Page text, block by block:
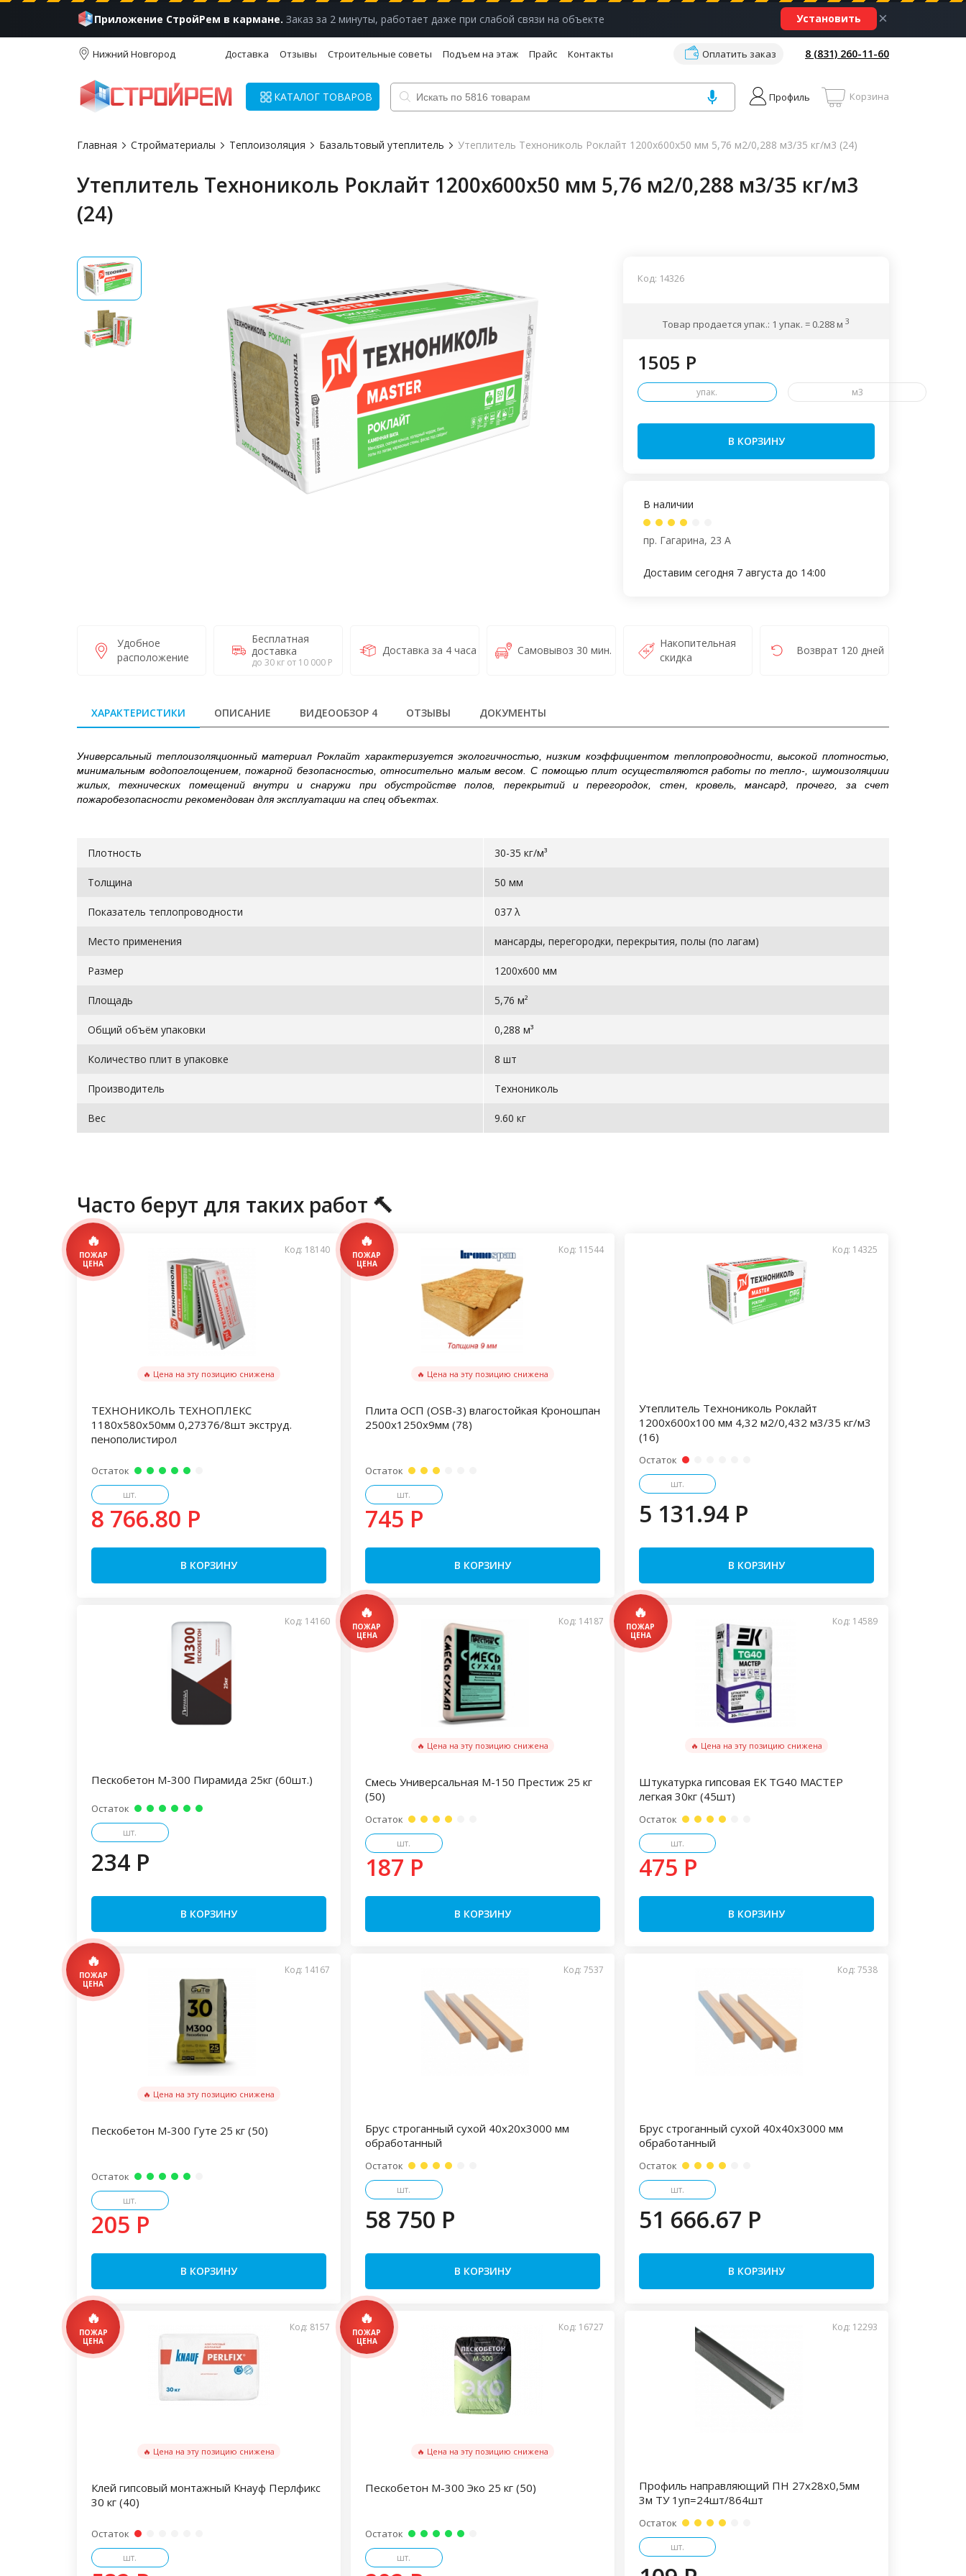
Приложение СтройРем в кармане. Заказ за 2 минуты, работает даже при слабой связи на объекте Установить ×
Нижний Новгород Доставка Отзывы Строительные советы Подъем на этаж Прайс Контакты Оплатить заказ 8 (831) 260-11-60
КАТАЛОГ ТОВАРОВ Профиль Корзина
Главная Стройматериалы Теплоизоляция Базальтовый утеплитель Утеплитель Технониколь Роклайт 1200х600х50 мм 5,76 м2/0,288 м3/35 кг/м3 (24)
Утеплитель Технониколь Роклайт 1200х600х50 мм 5,76 м2/0,288 м3/35 кг/м3
(24)
Код: 14326
Товар продается упак.: 1 упак. = 0.288 м 3
1505 P
упак. м3
В КОРЗИНУ
В наличии
пр. Гагарина, 23 А
Доставим сегодня 7 августа до 14:00
Удобное
расположение
Бесплатная
доставка
до 30 кг от 10 000 Р
Доставка за 4 часа Самовывоз 30 мин.
Накопительная
скидка
Возврат 120 дней
ХАРАКТЕРИСТИКИ ОПИСАНИЕ ВИДЕООБЗОР 4 ОТЗЫВЫ ДОКУМЕНТЫ
Универсальный теплоизоляционный материал Роклайт характеризуется экологичностью, низким коэффициентом теплопроводности, высокой плотностью,
минимальным водопоглощением, пожарной безопасностью, относительно малым весом. С помощью плит осуществляются работы по тепло-, шумоизоляциии
жилых, технических помещений внутри и снаружи при обустройстве полов, перекрытий и перегородок, стен, кровель, мансард, прочего, за счет
пожаробезопасности рекомендован для эксплуатации на спец объектах.
Плотность 30-35 кг/м³
Толщина 50 мм
Показатель теплопроводности 037 λ
Место применения мансарды, перегородки, перекрытия, полы (по лагам)
Размер 1200x600 мм
Площадь 5,76 м²
Общий объём упаковки 0,288 м³
Количество плит в упаковке 8 шт
Производитель Технониколь
Вес 9.60 кг
Часто берут для таких работ 🔨
Код: 18140
🔥 Цена на эту позицию снижена
ТЕХНОНИКОЛЬ ТЕХНОПЛЕКС
1180х580х50мм 0,27376/8шт экструд.
пенополистирол
Остаток
шт.
8 766.80 P
В КОРЗИНУ
Код: 11544
🔥 Цена на эту позицию снижена
Плита ОСП (OSB-3) влагостойкая Кроношпан
2500х1250х9мм (78)
Остаток
шт.
745 P
В КОРЗИНУ
Код: 14325
Утеплитель Технониколь Роклайт
1200х600х100 мм 4,32 м2/0,432 м3/35 кг/м3
(16)
Остаток
шт.
5 131.94 P
В КОРЗИНУ
Код: 14160
Пескобетон М-300 Пирамида 25кг (60шт.)
Остаток
шт.
234 P
В КОРЗИНУ
Код: 14187
🔥 Цена на эту позицию снижена
Смесь Универсальная М-150 Престиж 25 кг
(50)
Остаток
шт.
187 P
В КОРЗИНУ
Код: 14589
🔥 Цена на эту позицию снижена
Штукатурка гипсовая ЕК TG40 МАСТЕР
легкая 30кг (45шт)
Остаток
шт.
475 P
В КОРЗИНУ
Код: 14167
🔥 Цена на эту позицию снижена
Пескобетон М-300 Гуте 25 кг (50)
Остаток
шт.
205 P
В КОРЗИНУ
Код: 7537
Брус строганный сухой 40х20х3000 мм
обработанный
Остаток
шт.
58 750 P
В КОРЗИНУ
Код: 7538
Брус строганный сухой 40х40х3000 мм
обработанный
Остаток
шт.
51 666.67 P
В КОРЗИНУ
Код: 8157
🔥 Цена на эту позицию снижена
Клей гипсовый монтажный Кнауф Перлфикс
30 кг (40)
Остаток
шт.
Код: 16727
🔥 Цена на эту позицию снижена
Пескобетон М-300 Эко 25 кг (50)
Остаток
шт.
Код: 12293
Профиль направляющий ПН 27х28х0,5мм
3м ТУ 1уп=24шт/864шт
Остаток
шт.